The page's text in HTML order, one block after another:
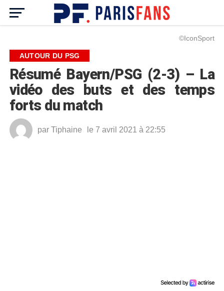
©IconSport
AUTOUR DU PSG
Résumé Bayern/PSG (2-3) – La
vidéo des buts et des temps
forts du match
par Tiphaine le 7 avril 2021 à 22:55